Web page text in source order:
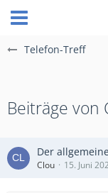
Telefon-Treff
Beiträge von
Der
Clou 15. Juni